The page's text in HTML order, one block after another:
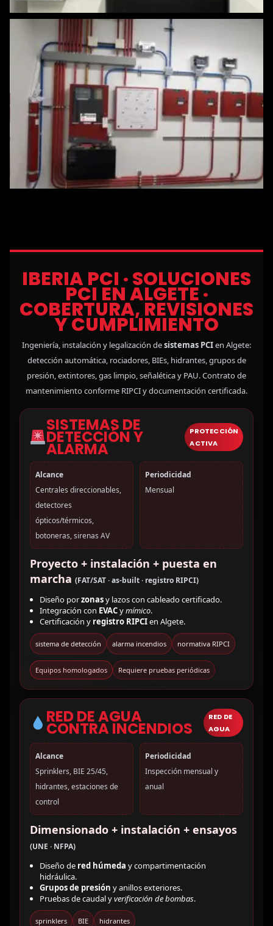
IBERIA PCI · SOLUCIONES
PCI EN ALGETE ·
COBERTURA, REVISIONES
Y CUMPLIMIENTO
Ingeniería, instalación y legalización desistemas PCIen Algete:
detección automática, rociadores, BIEs, hidrantes, grupos de
presión, extintores, gas limpio, señalética y PAU. Contrato de
mantenimiento conforme RIPCI y documentación certificada.
SISTEMAS DE
DETECCIÓN Y
ALARMA
PROTECCIÓN
ACTIVA
Alcance
Centrales direccionables,
detectores
ópticos/térmicos,
botoneras, sirenas AV
Periodicidad
Mensual
Proyecto + instalación + puesta en
marcha (FAT/SAT · as-built · registro RIPCI)
Diseño porzonasy lazos con cableado certificado.
Integración con EVACymímico.
Certificación y registro RIPCIen Algete.
sistema de detección alarma incendios normativa RIPCI
Equipos homologados Requiere pruebas periódicas
RED DE AGUA
CONTRA INCENDIOS
RED DE
AGUA
Alcance
Sprinklers, BIE 25/45,
hidrantes, estaciones de
control
Periodicidad
Inspección mensual y
anual
Dimensionado + instalación + ensayos
(UNE · NFPA)
Diseño de red húmeda y compartimentación
hidráulica.
Grupos de presión y anillos exteriores.
Pruebas de caudal yverificación de bombas.
sprinklers BIE hidrantes